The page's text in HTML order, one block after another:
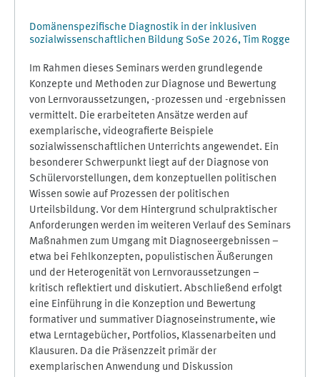
Domänenspezifische Diagnostik in der inklusiven
sozialwissenschaftlichen Bildung SoSe 2026, Tim Rogge
Im Rahmen dieses Seminars werden grundlegende
Konzepte und Methoden zur Diagnose und Bewertung
von Lernvoraussetzungen, -prozessen und -ergebnissen
vermittelt. Die erarbeiteten Ansätze werden auf
exemplarische, videografierte Beispiele
sozialwissenschaftlichen Unterrichts angewendet. Ein
besonderer Schwerpunkt liegt auf der Diagnose von
Schülervorstellungen, dem konzeptuellen politischen
Wissen sowie auf Prozessen der politischen
Urteilsbildung. Vor dem Hintergrund schulpraktischer
Anforderungen werden im weiteren Verlauf des Seminars
Maßnahmen zum Umgang mit Diagnoseergebnissen –
etwa bei Fehlkonzepten, populistischen Äußerungen
und der Heterogenität von Lernvoraussetzungen –
kritisch reflektiert und diskutiert. Abschließend erfolgt
eine Einführung in die Konzeption und Bewertung
formativer und summativer Diagnoseinstrumente, wie
etwa Lerntagebücher, Portfolios, Klassenarbeiten und
Klausuren. Da die Präsenzzeit primär der
exemplarischen Anwendung und Diskussion